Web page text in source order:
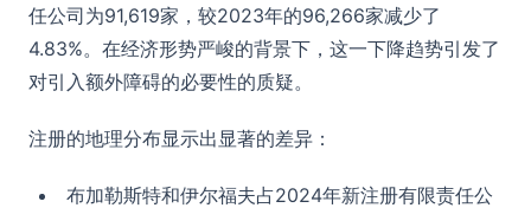
任公司为91,619家，较2023年的96,266家减少了
4.83%。在经济形势严峻的背景下，这一下降趋势引发了
对引入额外障碍的必要性的质疑。
注册的地理分布显示出显著的差异：
布加勒斯特和伊尔福夫占2024年新注册有限责任公